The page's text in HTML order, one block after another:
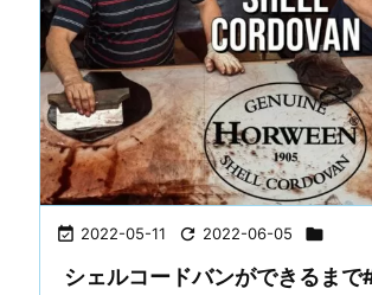
 2022-05-11  2022-06-05 
シェルコードバンができるまで